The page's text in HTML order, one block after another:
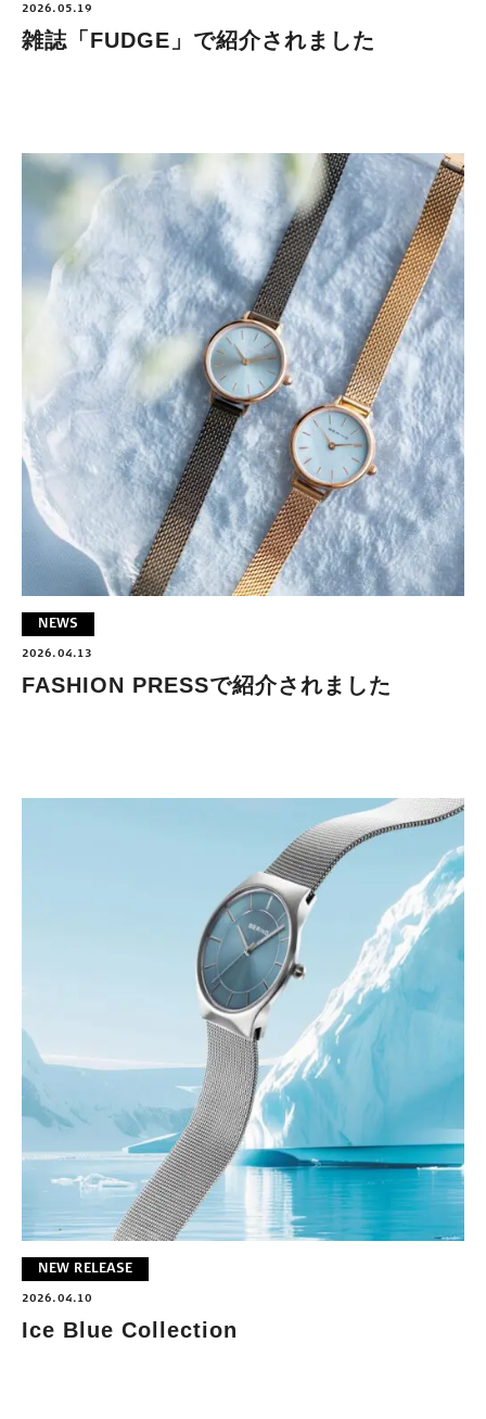
2026.05.19
雑誌「FUDGE」で紹介されました
NEWS
2026.04.13
FASHION PRESSで紹介されました
NEW RELEASE
2026.04.10
Ice Blue Collection